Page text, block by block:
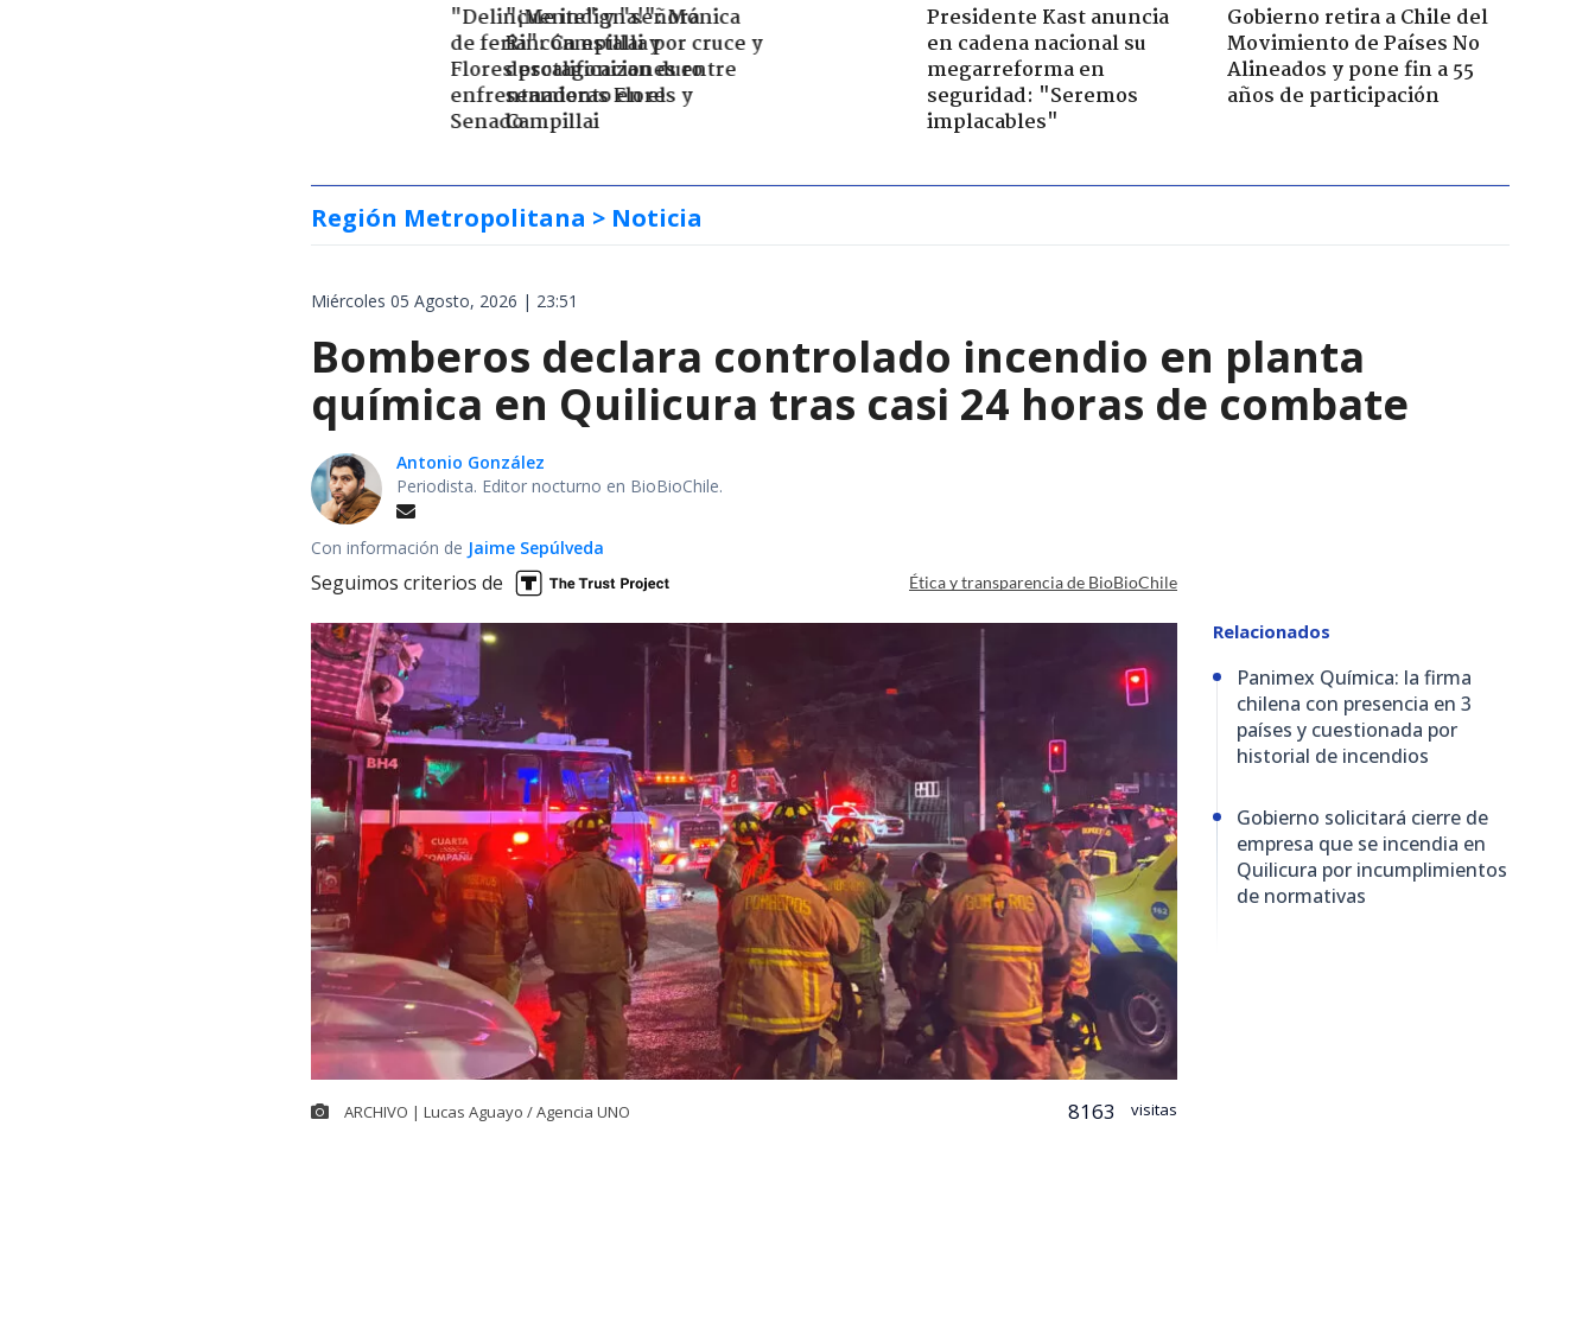
"Delincuente" y "señora
de feria": Campillai y
Flores protagonizan duro
enfrentamiento en el
"¡Me indigna!": Mónica
Rincón estalla por cruce y
descalificaciones entre
senadoras Flores y
Presidente Kast anuncia
en cadena nacional su
megarreforma en
seguridad: "Seremos
implacables"
Gobierno retira a Chile del
Movimiento de Países No
Alineados y pone fin a 55
años de participación
Región Metropolitana > Noticia
Miércoles 05 Agosto, 2026 | 23:51
Bomberos declara controlado incendio en planta
química en Quilicura tras casi 24 horas de combate
Antonio González
Periodista. Editor nocturno en BioBioChile.
Con información de Jaime Sepúlveda
Seguimos criterios de Ética y transparencia de BioBioChile
ARCHIVO | Lucas Aguayo / Agencia UNO 8163 visitas
Relacionados
Panimex Química: la firma
chilena con presencia en 3
países y cuestionada por
historial de incendios
Gobierno solicitará cierre de
empresa que se incendia en
Quilicura por incumplimientos
de normativas